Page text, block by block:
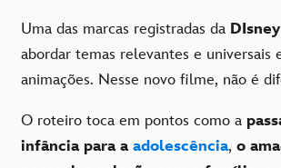
Uma das marcas registradas da DIsney
abordar temas relevantes e universais
animações. Nesse novo filme, não é
O roteiro toca em pontos como a
infância para a adolescência, o